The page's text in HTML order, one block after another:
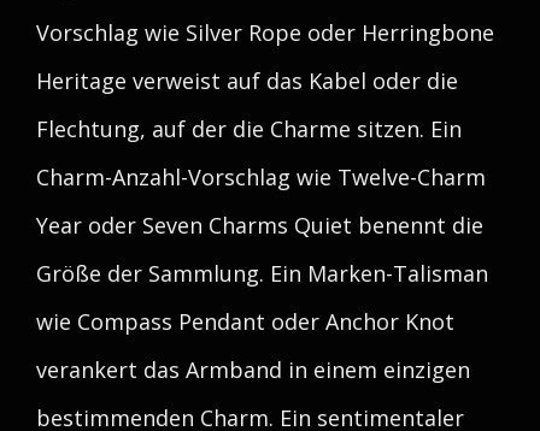
Vorschlag wie Silver Rope oder Herringbone
Heritage verweist auf das Kabel oder die
Flechtung, auf der die Charme sitzen. Ein
Charm-Anzahl-Vorschlag wie Twelve-Charm
Year oder Seven Charms Quiet benennt die
Größe der Sammlung. Ein Marken-Talisman
wie Compass Pendant oder Anchor Knot
verankert das Armband in einem einzigen
bestimmenden Charm. Ein sentimentaler